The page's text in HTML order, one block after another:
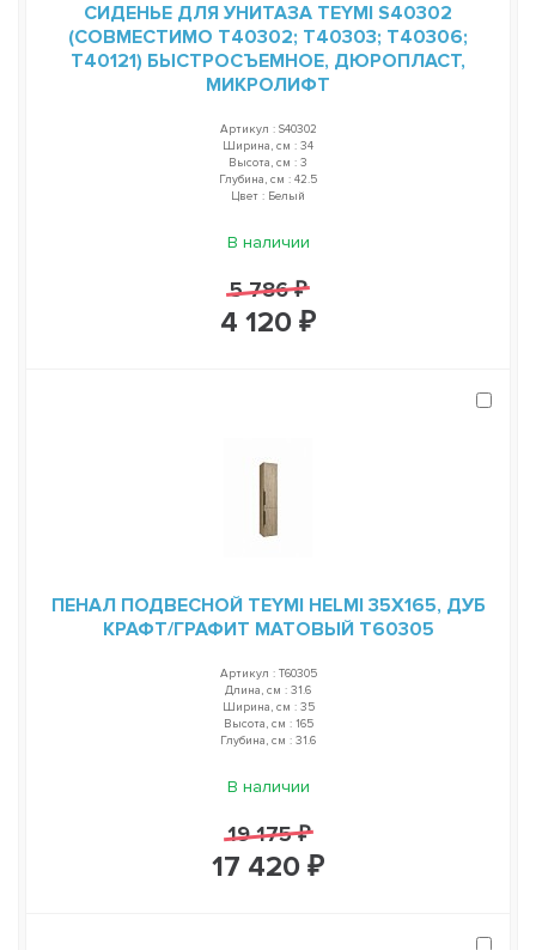
СИДЕНЬЕ ДЛЯ УНИТАЗА TEYMI S40302
(СОВМЕСТИМО T40302; T40303; T40306;
T40121) БЫСТРОСЪЕМНОЕ, ДЮРОПЛАСТ,
МИКРОЛИФТ
Артикул : S40302
Ширина, см : 34
Высота, см : 3
Глубина, см : 42.5
Цвет : Белый
В наличии
5 786 ₽
4 120 ₽
ПЕНАЛ ПОДВЕСНОЙ TEYMI HELMI 35Х165, ДУБ
КРАФТ/ГРАФИТ МАТОВЫЙ T60305
Артикул : T60305
Длина, см : 31.6
Ширина, см : 35
Высота, см : 165
Глубина, см : 31.6
В наличии
19 175 ₽
17 420 ₽